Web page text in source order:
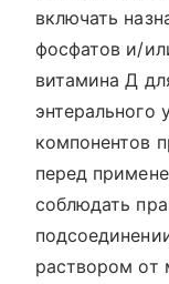
включать
фосфатов и/
витамина Д
энтерального
компонентов
перед
соблюдать
раствором от